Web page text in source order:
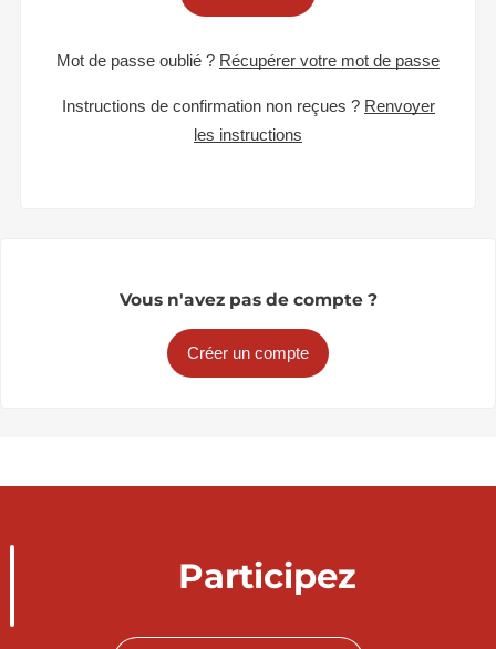
Mot de passe oublié ? Récupérer votre mot de passe
Instructions de confirmation non reçues ? Renvoyer
les instructions
Vous n'avez pas de compte ?
Créer un compte
Participez